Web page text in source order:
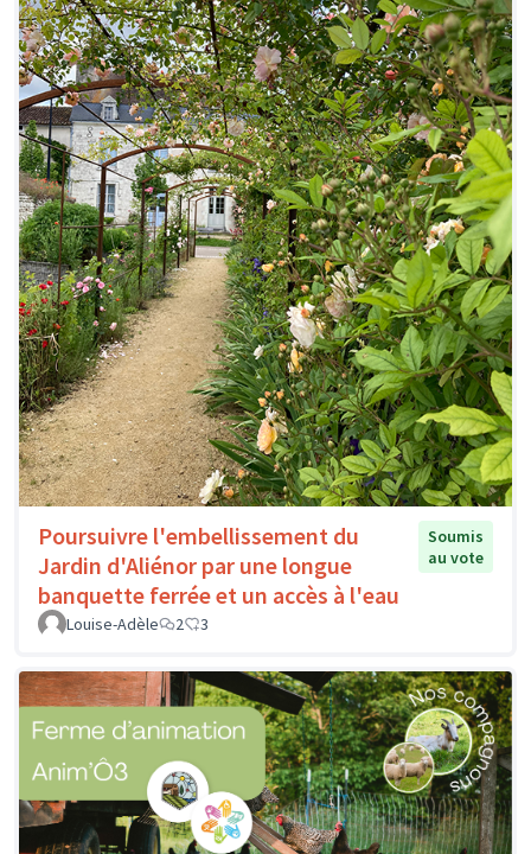
Poursuivre l'embellissement du
Jardin d'Aliénor par une longue
banquette ferrée et un accès à l'eau
Soumis
au vote
Louise-Adèle 2 3